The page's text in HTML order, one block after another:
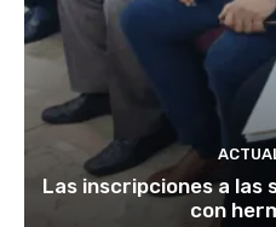
Las inscripciones a las
con